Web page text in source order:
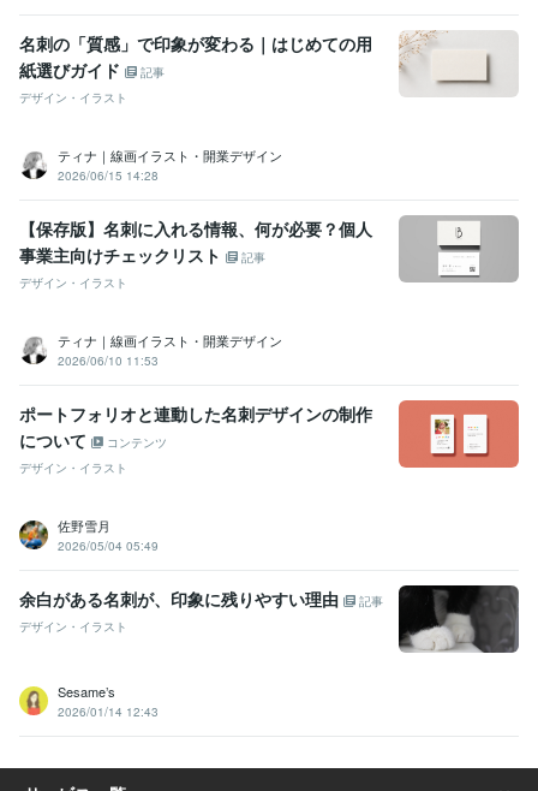
名刺の「質感」で印象が変わる｜はじめての用
紙選びガイド
記事
デザイン・イラスト
ティナ｜線画イラスト・開業デザイン
2026/06/15 14:28
【保存版】名刺に入れる情報、何が必要？個人
事業主向けチェックリスト
記事
デザイン・イラスト
ティナ｜線画イラスト・開業デザイン
2026/06/10 11:53
ポートフォリオと連動した名刺デザインの制作
について
コンテンツ
デザイン・イラスト
佐野雪月
2026/05/04 05:49
余白がある名刺が、印象に残りやすい理由
記事
デザイン・イラスト
Sesame’s
2026/01/14 12:43